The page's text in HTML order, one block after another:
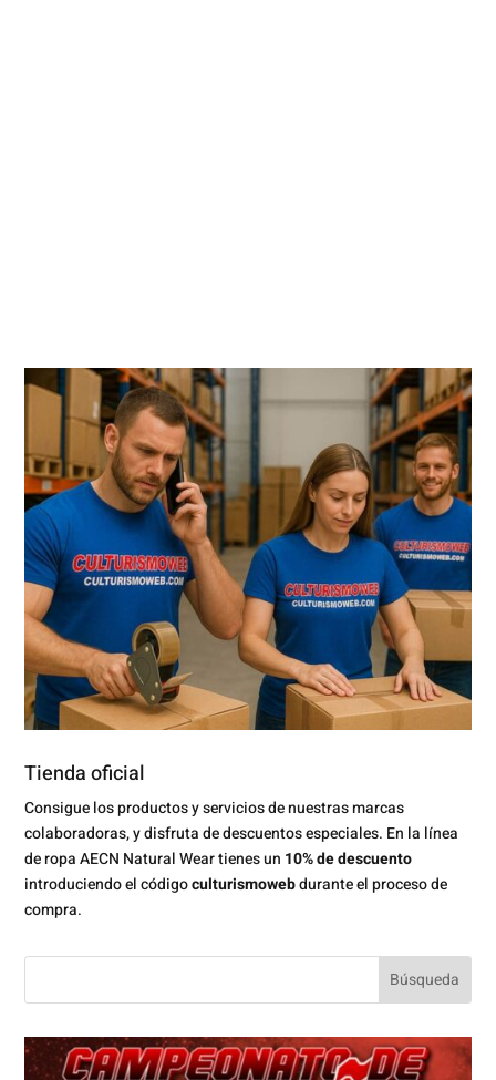
Tienda oficial
Consigue los productos y servicios de nuestras marcas
colaboradoras, y disfruta de descuentos especiales. En la línea
de ropa AECN Natural Wear tienes un 10% de descuento
introduciendo el códigoculturismowebdurante el proceso de
compra.